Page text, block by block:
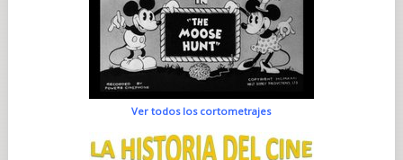
Ver todos los cortometrajes